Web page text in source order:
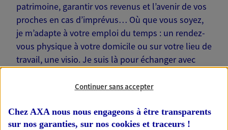
patrimoine, garantir vos revenus et l’avenir de vos
proches en cas d’imprévus… Où que vous soyez,
je m’adapte à votre emploi du temps : un rendez-
vous physique à votre domicile ou sur votre lieu de
travail, une visio. Je suis là pour échanger avec
Continuer sans accepter
Chez AXA nous nous engageons à être transparents
sur nos garanties, sur nos cookies et traceurs !